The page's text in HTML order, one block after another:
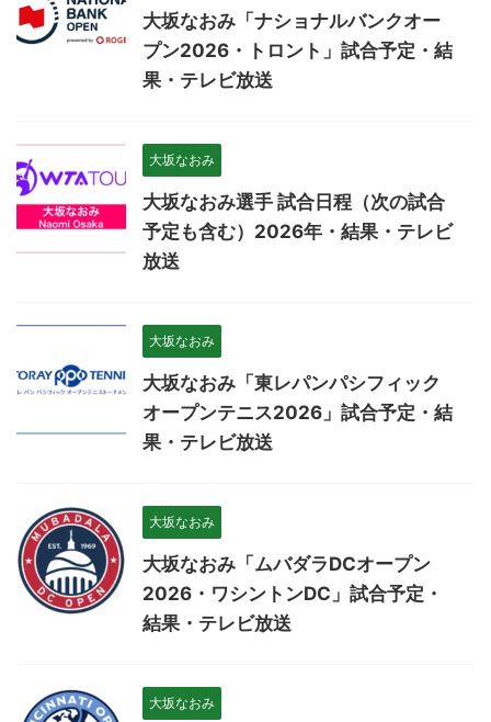
大坂なおみ「ナショナルバンクオー
プン2026・トロント」試合予定・結
果・テレビ放送
大坂なおみ
大坂なおみ選手 試合日程（次の試合
予定も含む）2026年・結果・テレビ
放送
大坂なおみ
大坂なおみ「東レパンパシフィック
オープンテニス2026」試合予定・結
果・テレビ放送
大坂なおみ
大坂なおみ「ムバダラDCオープン
2026・ワシントンDC」試合予定・
結果・テレビ放送
大坂なおみ